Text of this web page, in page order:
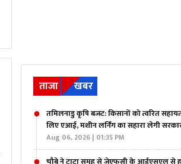
ताजा खबर
तमिलनाडु कृषि बजट: किसानों को त्वरित
लिए एआई, मशीन लर्निंग का सहारा लेगी
Aug 06, 2026 | 01:35 PM